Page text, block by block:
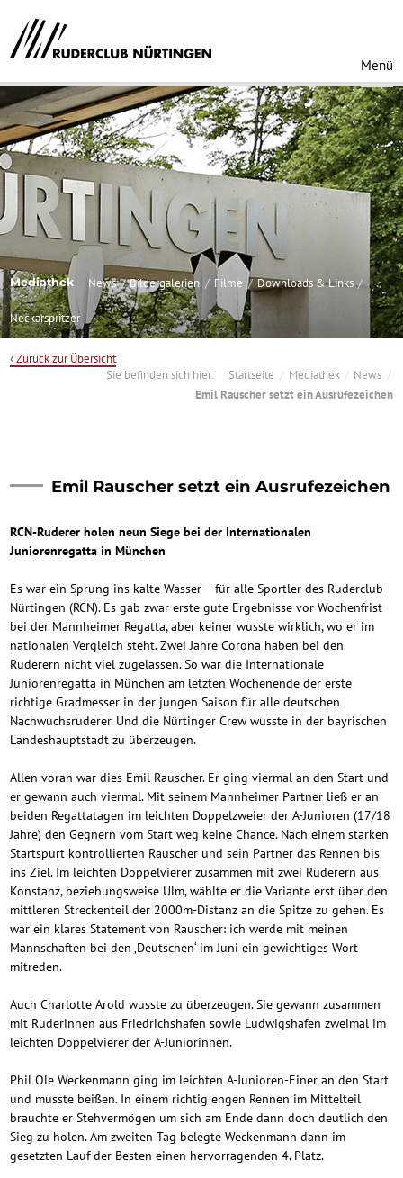
Menü
Mediathek News Bildergalerien Filme Downloads & Links
Neckarspritzer
‹ Zurück zur Übersicht
Sie befinden sich hier:
Startseite Mediathek
News
Emil Rauscher setzt ein Ausrufezeichen
Emil Rauscher setzt ein Ausrufezeichen
RCN-Ruderer holen neun Siege bei der Internationalen
Juniorenregatta in München
Es war ein Sprung ins kalte Wasser – für alle Sportler des Ruderclub
Nürtingen (RCN). Es gab zwar erste gute Ergebnisse vor Wochenfrist
bei der Mannheimer Regatta, aber keiner wusste wirklich, wo er im
nationalen Vergleich steht. Zwei Jahre Corona haben bei den
Ruderern nicht viel zugelassen. So war die Internationale
Juniorenregatta in München am letzten Wochenende der erste
richtige Gradmesser in der jungen Saison für alle deutschen
Nachwuchsruderer. Und die Nürtinger Crew wusste in der bayrischen
Landeshauptstadt zu überzeugen.
Allen voran war dies Emil Rauscher. Er ging viermal an den Start und
er gewann auch viermal. Mit seinem Mannheimer Partner ließ er an
beiden Regattatagen im leichten Doppelzweier der A-Junioren (17/18
Jahre) den Gegnern vom Start weg keine Chance. Nach einem starken
Startspurt kontrollierten Rauscher und sein Partner das Rennen bis
ins Ziel. Im leichten Doppelvierer zusammen mit zwei Ruderern aus
Konstanz, beziehungsweise Ulm, wählte er die Variante erst über den
mittleren Streckenteil der 2000m-Distanz an die Spitze zu gehen. Es
war ein klares Statement von Rauscher: ich werde mit meinen
Mannschaften bei den ‚Deutschen‘ im Juni ein gewichtiges Wort
mitreden.
Auch Charlotte Arold wusste zu überzeugen. Sie gewann zusammen
mit Ruderinnen aus Friedrichshafen sowie Ludwigshafen zweimal im
leichten Doppelvierer der A-Juniorinnen.
Phil Ole Weckenmann ging im leichten A-Junioren-Einer an den Start
und musste beißen. In einem richtig engen Rennen im Mittelteil
brauchte er Stehvermögen um sich am Ende dann doch deutlich den
Sieg zu holen. Am zweiten Tag belegte Weckenmann dann im
gesetzten Lauf der Besten einen hervorragenden 4. Platz.